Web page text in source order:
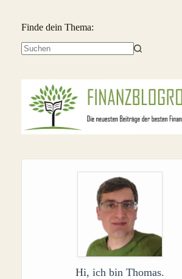
Finde dein Thema:
Hi, ich bin Thomas.